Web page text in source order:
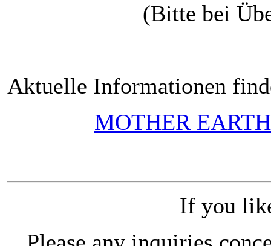
(Bitte bei
Aktuelle Informationen
MOTHER
If you